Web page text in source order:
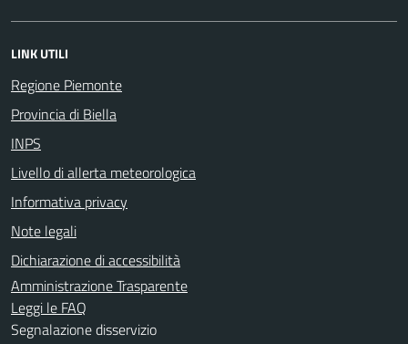
LINK UTILI
Regione Piemonte
Provincia di Biella
INPS
Livello di allerta meteorologica
Informativa privacy
Note legali
Dichiarazione di accessibilità
Amministrazione Trasparente
Leggi le FAQ
Segnalazione disservizio